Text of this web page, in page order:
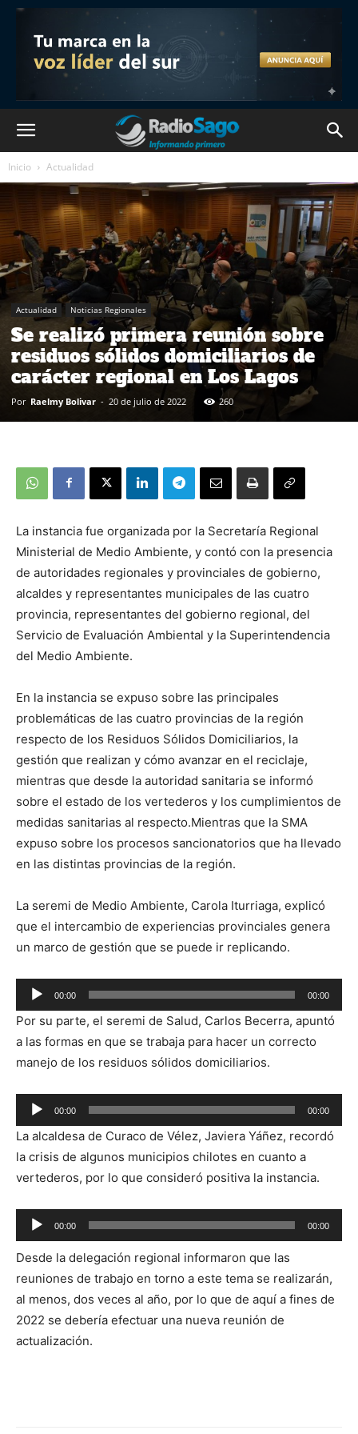
Inicio Actualidad
Actualidad Noticias Regionales
Se realizó primera reunión sobre
residuos sólidos domiciliarios de
carácter regional en Los Lagos
Por Raelmy Bolivar - 20 de julio de 2022 260
La instancia fue organizada por la Secretaría Regional
Ministerial de Medio Ambiente, y contó con la presencia
de autoridades regionales y provinciales de gobierno,
alcaldes y representantes municipales de las cuatro
provincia, representantes del gobierno regional, del
Servicio de Evaluación Ambiental y la Superintendencia
del Medio Ambiente.
En la instancia se expuso sobre las principales
problemáticas de las cuatro provincias de la región
respecto de los Residuos Sólidos Domiciliarios, la
gestión que realizan y cómo avanzar en el reciclaje,
mientras que desde la autoridad sanitaria se informó
sobre el estado de los vertederos y los cumplimientos de
medidas sanitarias al respecto.Mientras que la SMA
expuso sobre los procesos sancionatorios que ha llevado
en las distintas provincias de la región.
La seremi de Medio Ambiente, Carola Iturriaga, explicó
que el intercambio de experiencias provinciales genera
un marco de gestión que se puede ir replicando.
Reproductor
de
audio
00:00 00:00
Por su parte, el seremi de Salud, Carlos Becerra, apuntó
a las formas en que se trabaja para hacer un correcto
manejo de los residuos sólidos domiciliarios.
Reproductor
de
audio
00:00 00:00
La alcaldesa de Curaco de Vélez, Javiera Yáñez, recordó
la crisis de algunos municipios chilotes en cuanto a
vertederos, por lo que consideró positiva la instancia.
Reproductor
de
audio
00:00 00:00
Desde la delegación regional informaron que las
reuniones de trabajo en torno a este tema se realizarán,
al menos, dos veces al año, por lo que de aquí a fines de
2022 se debería efectuar una nueva reunión de
actualización.